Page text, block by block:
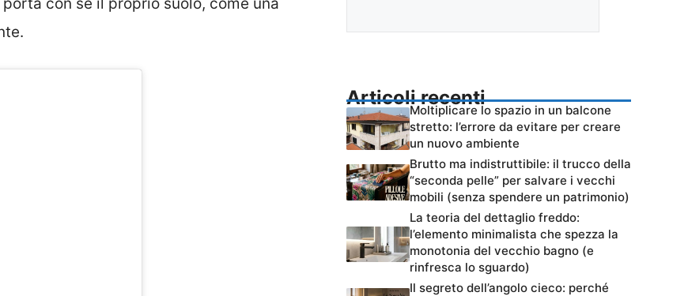
con sé il proprio suolo, come una
Articoli recenti
Moltiplicare lo spazio in un balcone
stretto: l’errore da evitare per creare
un nuovo ambiente
Brutto ma indistruttibile: il trucco della
“seconda pelle” per salvare i vecchi
mobili (senza spendere un patrimonio)
La teoria del dettaglio freddo:
l’elemento minimalista che spezza la
monotonia del vecchio bagno (e
rinfresca lo sguardo)
Il segreto dell’angolo cieco: perché